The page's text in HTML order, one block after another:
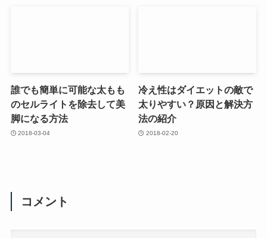
誰でも簡単に可能な太もも
のセルライトを除去して美
脚になる方法
2018-03-04
冷え性はダイエットの敵で
太りやすい？原因と解決方
法の紹介
2018-02-20
コメント